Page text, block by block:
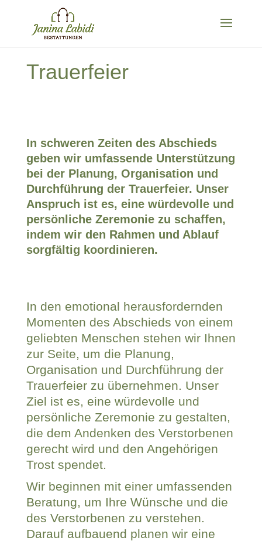
Trauerfeier
In schweren Zeiten des Abschieds
geben wir umfassende Unterstützung
bei der Planung, Organisation und
Durchführung der Trauerfeier. Unser
Anspruch ist es, eine würdevolle und
persönliche Zeremonie zu schaffen,
indem wir den Rahmen und Ablauf
sorgfältig koordinieren.
In den emotional herausfordernden
Momenten des Abschieds von einem
geliebten Menschen stehen wir Ihnen
zur Seite, um die Planung,
Organisation und Durchführung der
Trauerfeier zu übernehmen. Unser
Ziel ist es, eine würdevolle und
persönliche Zeremonie zu gestalten,
die dem Andenken des Verstorbenen
gerecht wird und den Angehörigen
Trost spendet.
Wir beginnen mit einer umfassenden
Beratung, um Ihre Wünsche und die
des Verstorbenen zu verstehen.
Darauf aufbauend planen wir eine